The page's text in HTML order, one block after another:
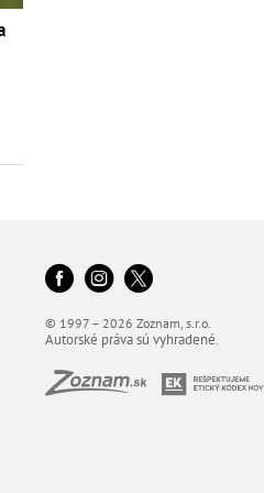
© 1997 – 2026 Zoznam, s.r.o.
Autorské práva sú vyhradené.